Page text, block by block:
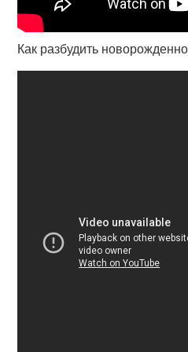
Как разбудить